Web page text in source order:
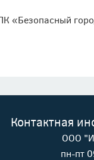
«Безопасный
Контактная
ООО
пн-пт